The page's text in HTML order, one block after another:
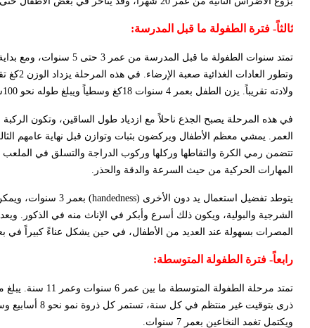
ثالثاً- فترة الطفولة ما قبل المدرسة:
تمتد سنوات الطفولة ما
ولادته تقريباً. يزن الطفل بعمر 4 سنوات 18كغ وسطياً ويبلغ طوله نحو 100سم. ويزداد محيط الرأس نحو (5)سم فقط ما بين عمر 3 و18 سنة.
في هذه المرحلة يصبح الجذع ناحلاً مع ازدياد طول الساقين، وتكون
العمر. يمشي معظم الأطفال ويركضون بثبات وتوازن قبل نهاية عامهم
تتضمن رمي الكرة والتقاطها وركلها وركوب الدراجة والتسلق في
المهارات الحركية من حيث السرعة والدقة والحذر.
يتوطد تفضيل استعمال يد دون الأخرى (handedness
) بعمر 3
المصرات بسهولة عند العديد من الأطفال، في حين يشكل عناءً كبيراً في
رابعاً- فترة الطفولة المتوسطة:
ويكتمل تغمد النخاعين بعمر 7 سنوات.